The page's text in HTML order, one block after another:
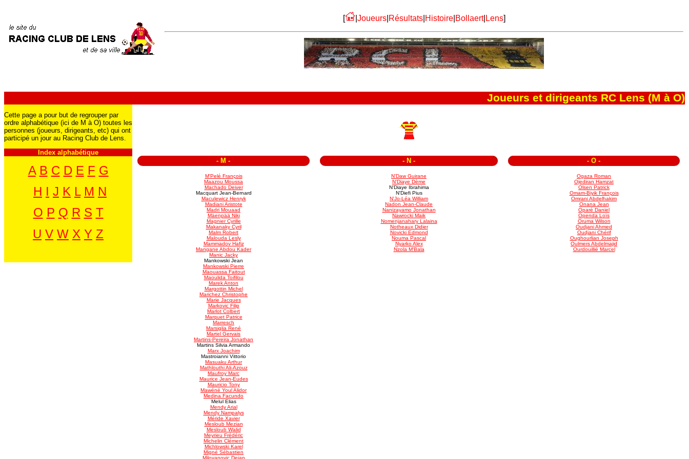
[ | Joueurs| Résultats| Histoire| Bollaert| Lens]
Joueurs et dirigeants RC Lens (M à O)
Cette page a pour but de regrouper par
ordre alphabétique (ici de M à O) toutes les
personnes (joueurs, dirigeants, etc) qui ont
participé un jour au Racing Club de Lens.
Index alphabétique
A B C D E F G
H I J K L M N
O P Q R S T
U V W X Y Z
- M -
M'Pelé François
Maazou Moussa
Machado Deiver
Macquart Jean-Bernard
Maculewicz Henryk
Madiani Aristote
Madri Mouaad
Mäenpää Niki
Magnier Cyrille
Makanaky Cyril
Malm Robert
Malouda Lesly
Mammadov Hafiz
Mangane Abdou Kader
Manic Jacky
Mankowski Jean
Mankowski Pierre
Maouassa Faitout
Maoulida Toifilou
Marek Anton
Margottin Michel
Marichez Christophe
Marie Jacques
Markovic Filip
Marlot Colbert
Marquet Patrice
Marresch
Marsiglia René
Martel Gervais
Martins-Pereira Jonathan
Martins Silvia Armando
Marx Joachim
Mastroianni Vittorio
Masuaku Arthur
Mathlouthi Ali-Azouz
Maufroy Marc
Maurice Jean-Eudes
Mauricio Tony
Mawéné Youl Alidor
Medina Facundo
Melul Elias
Mendy Arial
Mendy Nampalys
Méride Xavier
Mesloub Mezian
Mesloub Walid
Meyrieu Frédéric
Michelin Clément
Michlowski Karel
Migné Sébastien
Milovanovic Dejan
- N -
N'Daw Guirane
N'Diaye Dème
N'Diaye Ibrahima
N'Diefi Pius
N'Jo-Léa William
Nadon Jean-Claude
Nanizayamo Jonathan
Nawrocki Maik
Nomenjanahary Lalaina
Notheaux Didier
Novicki Edmond
Nouma Pascal
Nyarko Alex
Nzola M'Bala
- O-
Ogaza Roman
Ojediran Hamzat
Olsen Patrick
Omam-Biyik François
Omrani Abdelhakim
Onana Jean
Oparé Daniel
Openda Loïs
Oruma Wilson
Oudjani Ahmed
Oudjani Chérif
Oughourlian Joseph
Oulmers Abdelmajid
Ourdouillié Marcel